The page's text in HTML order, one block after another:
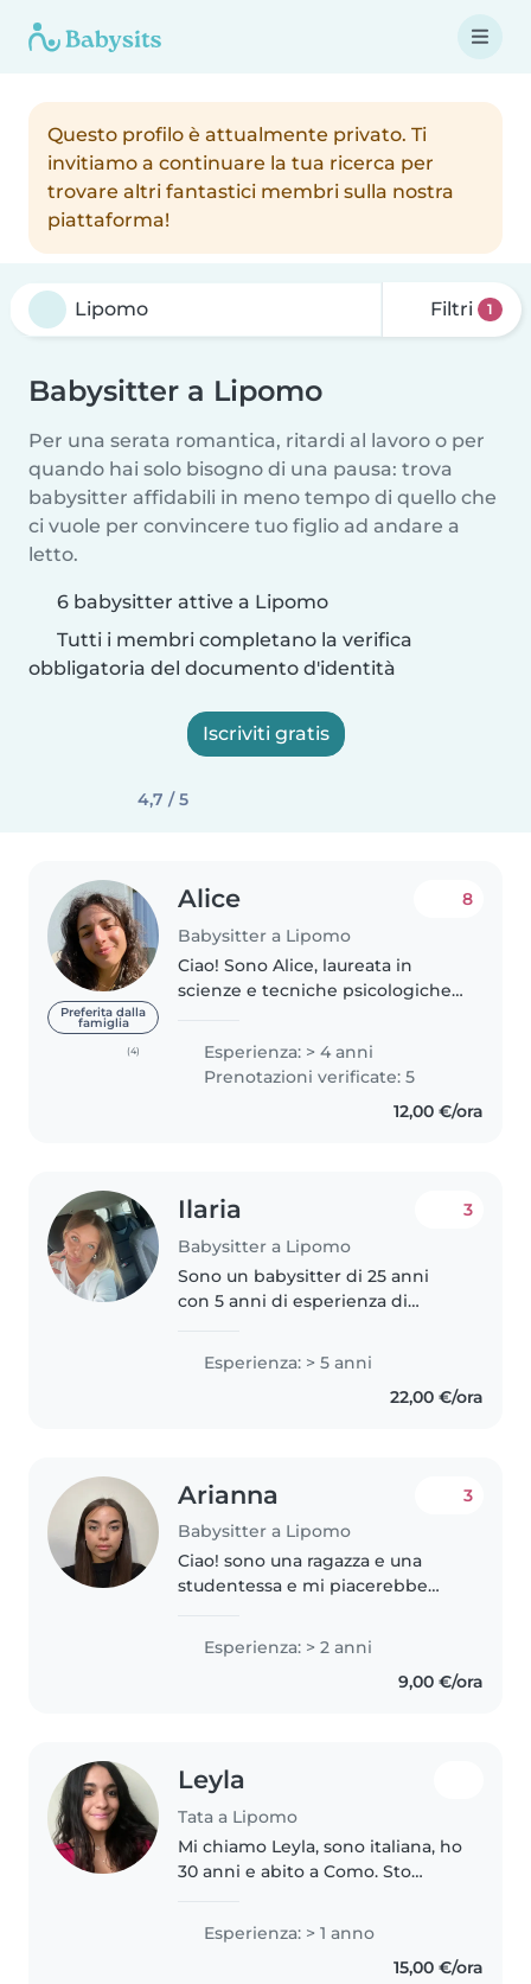
Questo profilo è attualmente privato. Ti
invitiamo a continuare la tua ricerca per
trovare altri fantastici membri sulla nostra
piattaforma!
Filtri 1
Babysitter a Lipomo
Per una serata romantica, ritardi al lavoro o per
quando hai solo bisogno di una pausa: trova
babysitter affidabili in meno tempo di quello che
ci vuole per convincere tuo figlio ad andare a
letto.
6 babysitter attive a Lipomo
Tutti i membri completano la verifica
obbligatoria del documento d'identità
Iscriviti gratis
4,7 / 5
Preferita dalla
famiglia
(4)
Alice
Babysitter a Lipomo
8
Ciao! Sono Alice, laureata in
scienze e tecniche psicologiche
studentessa della magistrale
psicologia dello sviluppo e
dell'educazione in Bicocca. Sono
Esperienza: > 4 anni
Prenotazioni verificate: 5
12,00 €/ora
Ilaria
Babysitter a Lipomo
3
Sono un babysitter di 25 anni
con 5 anni di esperienza di
universitaria al 5 anno di Scienze
della Formazione Primaria
Esperienza: > 5 anni
22,00 €/ora
Arianna
Babysitter a Lipomo
3
Ciao! sono una ragazza e una
studentessa e mi piacerebbe
nessuna esperienza, ma sono
pronta a mettermi in gioco. Sono
disposta a fare anche a fare..
Esperienza: > 2 anni
9,00 €/ora
Leyla
Tata a Lipomo
Mi chiamo Leyla, sono italiana, ho
30 anni e abito a Como. Sto
babysitter che mi impegni
all'incirca 30 ore settimanali,
preferibilmente suddivise in 3
Esperienza: > 1 anno
15,00 €/ora